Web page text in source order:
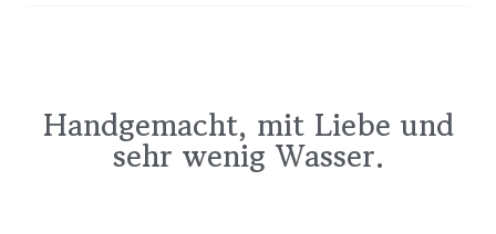
Handgemacht, mit Liebe und
sehr wenig Wasser.